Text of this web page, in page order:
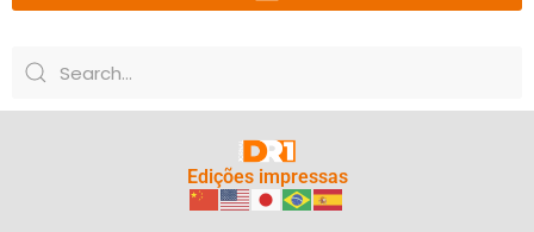
Edições impressas